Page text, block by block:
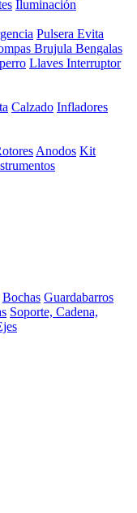
Iluminación
Pulsera Evita
Brujula Bengalas
Llaves Interruptor
Calzado Infladores
Anodos Kit
Bochas Guardabarros
Soporte, Cadena,